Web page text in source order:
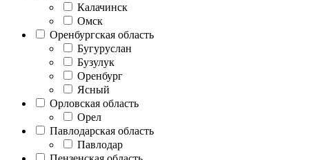
Калачинск
Омск
Оренбургская область
Бугуруслан
Бузулук
Оренбург
Ясный
Орловская область
Орел
Павлодарская область
Павлодар